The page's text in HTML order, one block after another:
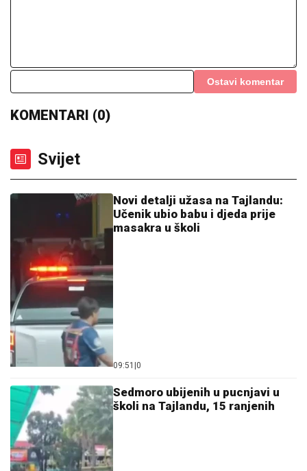
Ostavi komentar
KOMENTARI (0)
Svijet
Novi detalji užasa na Tajlandu:
Učenik ubio babu i djeda prije
masakra u školi
09:51 0
Sedmoro ubijenih u pucnjavi u
školi na Tajlandu, 15 ranjenih